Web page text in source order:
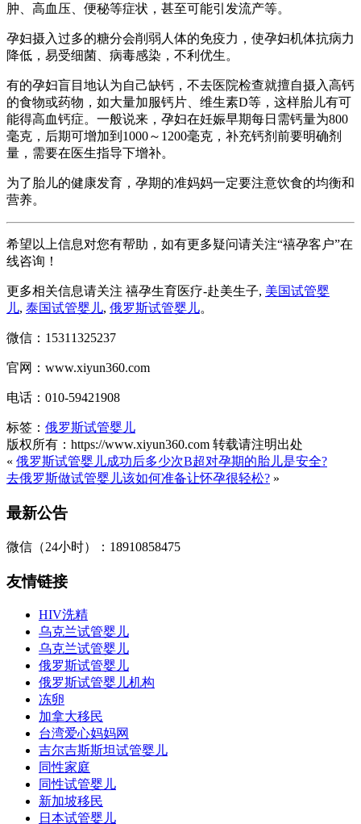
肿、高血压、便秘等症状，甚至可能引发流产等。
孕妇摄入过多的糖分会削弱人体的免疫力，使孕妇机体抗病力
降低，易受细菌、病毒感染，不利优生。
有的孕妇盲目地认为自己缺钙，不去医院检查就擅自摄入高钙
的食物或药物，如大量加服钙片、维生素D等，这样胎儿有可
能得高血钙症。一般说来，孕妇在妊娠早期每日需钙量为800
毫克，后期可增加到1000～1200毫克，补充钙剂前要明确剂
量，需要在医生指导下增补。
为了胎儿的健康发育，孕期的准妈妈一定要注意饮食的均衡和
营养。
希望以上信息对您有帮助，如有更多疑问请关注“禧孕客户”在
线咨询！
更多相关信息请关注 禧孕生育医疗-赴美生子, 美国试管婴
儿, 泰国试管婴儿, 俄罗斯试管婴儿。
微信：15311325237
官网：www.xiyun360.com
电话：010-59421908
标签： 俄罗斯试管婴儿
版权所有：https://www.xiyun360.com 转载请注明出处
« 俄罗斯试管婴儿成功后多少次B超对孕期的胎儿是安全?
去俄罗斯做试管婴儿该如何准备让怀孕很轻松? »
最新公告
微信（24小时）：18910858475
友情链接
HIV洗精
乌克兰试管婴儿
乌克兰试管婴儿
俄罗斯试管婴儿
俄罗斯试管婴儿机构
冻卵
加拿大移民
台湾爱心妈妈网
吉尔吉斯斯坦试管婴儿
同性家庭
同性试管婴儿
新加坡移民
日本试管婴儿